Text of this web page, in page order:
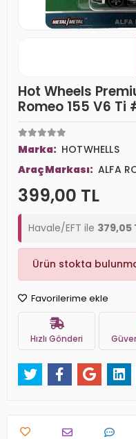
Hot Wheels
Romeo 155 V6 Ti
Marka: HOTWHELLS
Araç Markası: ALFA
399,00 TL
Havale/EFT ile 379,05
Ürün stokta
Favorilerime ekle
Hızlı Gönderi